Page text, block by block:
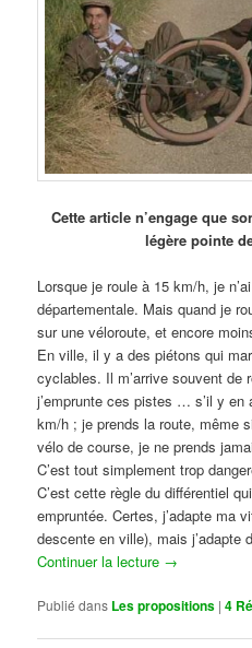
Cette article n’engage que
légère pointe
Lorsque je roule à 15 km/h, je
départementale. Mais quand je
sur une véloroute, et encore
En ville, il y a des piétons qui
cyclables. Il m’arrive souvent de
j’emprunte ces pistes … s’il y en
km/h ; je prends la route, même
vélo de course, je ne prends
C’est tout simplement trop
C’est cette règle du différentiel
empruntée. Certes, j’adapte ma
descente en ville), mais j’adapte
Continuer la lecture →
Publié dans Les propositions |4